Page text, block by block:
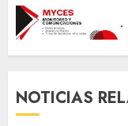
NOTICIAS